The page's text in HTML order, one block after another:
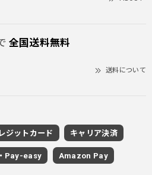
全国送料無料
送料について
ジットカード キャリア決済
Pay-easy Amazon Pay